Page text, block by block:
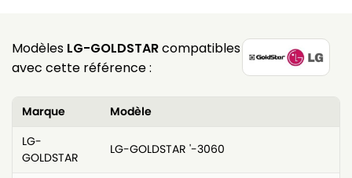
Modèles LG-GOLDSTARcompatibles
avec cette référence :
Marque
Modèle
LG-
GOLDSTAR
LG-GOLDSTAR '-3060